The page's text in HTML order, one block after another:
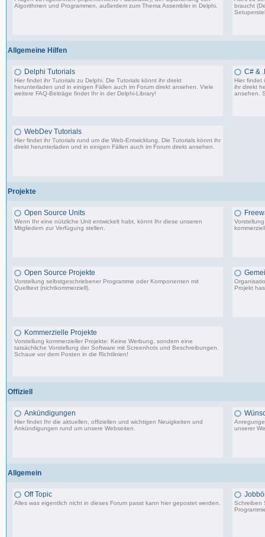
Algorithmen und Programmen, außerdem zum Thema Assembler in Delphi.
braucht
Allgemeine Hilfen
Delphi Tutorials
Hier findet ihr Tutorials zu Delphi. Die Tutorials könnt ihr direkt
herunterladen und in einigen Fällen auch im Forum direkt ansehen. Viele
weitere FAQ-Beiträge findet Ihr in der Delphi-Library!
C# &
Hier findet
ihr direkt
ansehen.
WebDev Tutorials
Hier findet ihr Tutorials rund um die Web-Entwicklung. Die Tutorials könnt ihr
direkt herunterladen und in einigen Fällen auch im Forum direkt ansehen.
Projekte
Open Source Units
Wenn Ihr eine nützliche Unit entwickelt habt, könnt Ihr diese unseren
Mitgliedern zur Verfügung stellen.
Open Source Projekte
Vorstellung selbstgeschriebener Programme oder Komponenten mit
Quelltext (nichtkommerziell).
Projekt
Kommerzielle Projekte
Vorstellung kommerzieller Projekte: Keine Werbung, sondern eine
tatsächliche Vorstellung der Software mit Screenhots und Beschreibungen.
Schaue vor dem Posten in die Richtlinien!
Offiziell
Ankündigungen
Hier findet Ihr die aktuellen, offiziellen und wichtigen Neuigkeiten und
Ankündigungen rund um unsere Webseiten.
unserer
Allgemein
Off Topic
Alles was eigentlich nicht in dieses Forum passt kann hier gepostet werden.
Schreiben